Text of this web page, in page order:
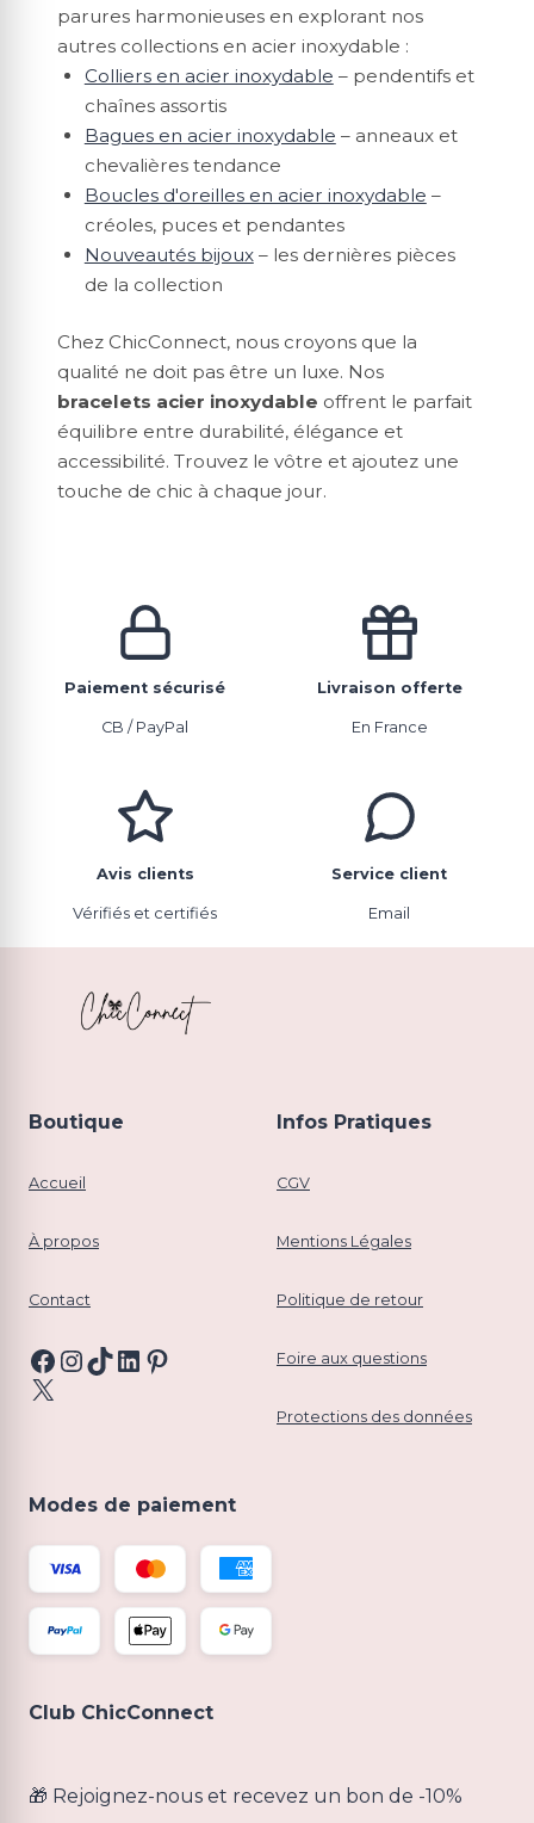
parures harmonieuses en explorant nos
autres collections en acier inoxydable :
Colliers en acier inoxydable – pendentifs et
chaînes assortis
Bagues en acier inoxydable – anneaux et
chevalières tendance
Boucles d'oreilles en acier inoxydable –
créoles, puces et pendantes
Nouveautés bijoux– les dernières pièces
de la collection
Chez ChicConnect, nous croyons que la
qualité ne doit pas être un luxe. Nos
bracelets acier inoxydable offrent le parfait
équilibre entre durabilité, élégance et
accessibilité. Trouvez le vôtre et ajoutez une
touche de chic à chaque jour.
Paiement sécurisé
CB / PayPal
Livraison offerte
En France
Avis clients
Vérifiés et certifiés
Service client
Email
Boutique
Accueil
À propos
Contact
Facebook
Instagram
TikTok
LinkedIn
Pinterest
X
Infos Pratiques
CGV
Mentions Légales
Politique de retour
Foire aux questions
Protections des données
Modes de paiement
Club ChicConnect
🎁 Rejoignez-nous et recevez un bon de -10%